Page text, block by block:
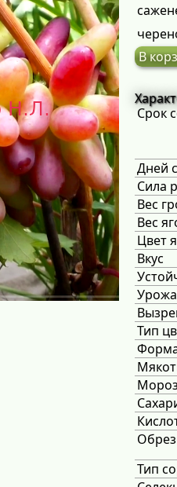
В
Срок
Дней
Сила
Вес
Вес
Цвет
Вкус
Тип
Тип